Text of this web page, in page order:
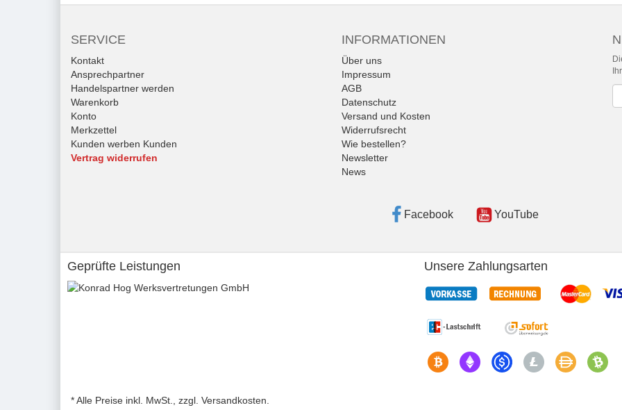
SERVICE
Kontakt
Ansprechpartner
Handelspartner werden
Warenkorb
Konto
Merkzettel
Kunden werben Kunden
Vertrag widerrufen
INFORMATIONEN
Über uns
Impressum
AGB
Datenschutz
Versand und Kosten
Widerrufsrecht
Wie bestellen?
Newsletter
News
Facebook YouTube
Geprüfte Leistungen Unsere Zahlungsarten
* Alle Preise inkl. MwSt., zzgl. Versandkosten.